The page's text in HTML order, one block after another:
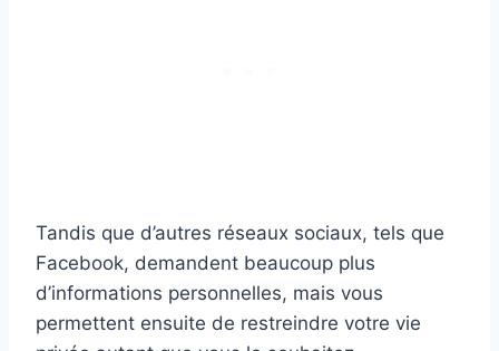
Tandis que d’autres réseaux sociaux, tels que
Facebook, demandent beaucoup plus
d’informations personnelles, mais vous
permettent ensuite de restreindre votre vie